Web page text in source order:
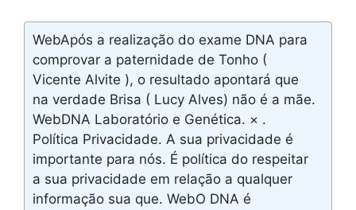
WebApós a realização do exame DNA para
comprovar a paternidade de Tonho (
Vicente Alvite ), o resultado apontará que
na verdade Brisa ( Lucy Alves) não é a mãe.
WebDNA Laboratório e Genética. × .
Política Privacidade. A sua privacidade é
importante para nós. É política do respeitar
a sua privacidade em relação a qualquer
informação sua que. WebO DNA é